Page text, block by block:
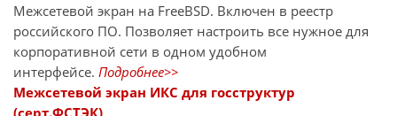
Межсетевой экран на FreeBSD. Включен в реестр
российского ПО. Позволяет настроить все нужное для
корпоративной сети в одном удобном
интерфейсе. Подробнее>>
Межсетевой экран ИКС для госструктур
(серт.ФСТЭК)